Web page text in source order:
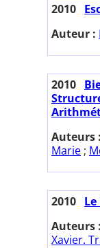
2010
Auteur :
2010
Auteurs :
Marie ;
2010
Auteurs :
Xavier.